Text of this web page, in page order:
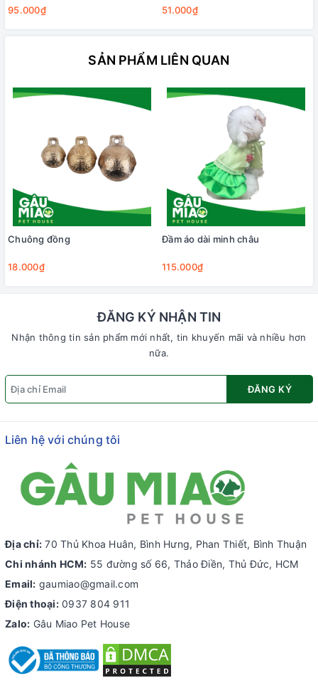
95.000₫ 51.000₫
SẢN PHẨM LIÊN QUAN
Chuông đồng
18.000₫
Đầm áo dài minh châu
115.000₫
ĐĂNG KÝ NHẬN TIN
Nhận thông tin sản phẩm mới nhất, tin khuyến mãi và nhiều hơn
nữa.
ĐĂNG KÝ
Liên hệ với chúng tôi
Địa chỉ: 70 Thủ Khoa Huân, Bình Hưng, Phan Thiết, Bình Thuận
Chi nhánh HCM: 55 đường số 66, Thảo Điền, Thủ Đức, HCM
Email: gaumiao@gmail.com
Điện thoại: 0937 804 911
Zalo: Gâu Miao Pet House